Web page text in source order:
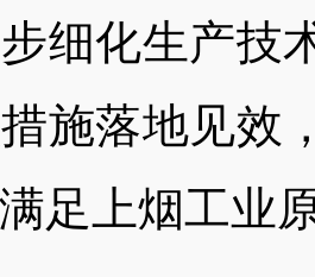
细化生产技
施落地见效
足上烟工业